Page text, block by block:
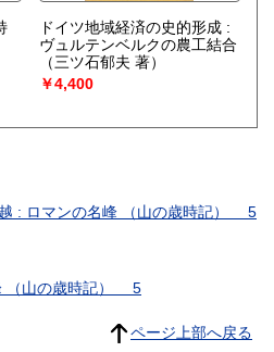
ドイツ地域経済の史的形成 :
ヴュルテンベルクの農工結合
（三ツ石郁夫 著）
￥4,400
: ロマンの名峰 （山の歳時記） 5
（山の歳時記） 5
ページ上部へ戻る